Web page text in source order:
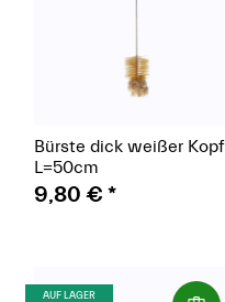
Bürste dick weißer Kopf
L=50cm
9,80 € *
AUF LAGER (Paket)